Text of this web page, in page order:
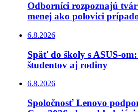
Odborníci rozpoznajú
menej ako polovici
6.8.2026
Späť do školy s ASUS-
študentov aj rodiny
6.8.2026
Spoločnosť Lenovo